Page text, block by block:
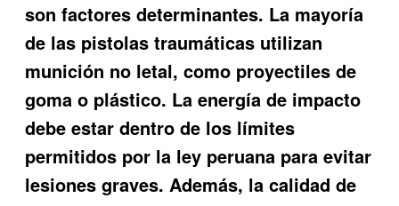
son factores determinantes. La mayoría
de las pistolas traumáticas utilizan
munición no letal, como proyectiles de
goma o plástico. La energía de impacto
debe estar dentro de los límites
permitidos por la ley peruana para evitar
lesiones graves. Además, la calidad de